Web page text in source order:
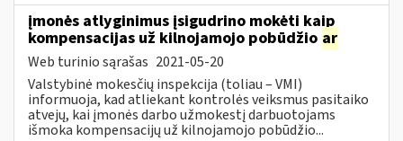
įmonės atlyginimus įsigudrino mokėti kaip
kompensacijas už kilnojamojo pobūdžio ar
Web turinio sąrašas 2021-05-20
Valstybinė mokesčių inspekcija (toliau – VMI)
informuoja, kad atliekant kontrolės veiksmus pasitaiko
atvejų, kai įmonės darbo užmokestį darbuotojams
išmoka kompensacijų už kilnojamojo pobūdžio...